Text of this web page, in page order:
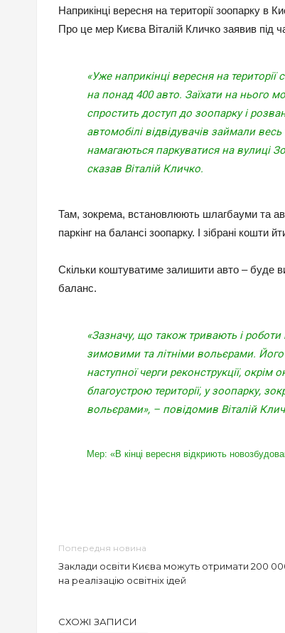
Наприкінці вересня на території зоопарку в
Про це мер Києва Віталій Кличко заявив під
«Уже наприкінці вересня на
на понад 400 авто. Заїхати на нього
спростить доступ до зоопарку і
автомобілі відвідувачів займали
намагаються паркуватися на вулиці
сказав Віталій Кличко.
Там, зокрема, встановлюють шлагбауми та
паркінг на балансі зоопарку. І зібрані кошти
Скільки коштуватиме залишити авто – буде
баланс.
«Зазначу, що також тривають і
зимовими та літніми вольєрами.
наступної черги реконструкції,
благоустрою території, у зоопарку,
вольєрами», – повідомив Віталій
Мер: «В кінці вересня відкриють
Попередня новина
Заклади освіти Києва можуть отримати 200
на реалізацію освітніх ідей
СХОЖІ ЗАПИСИ